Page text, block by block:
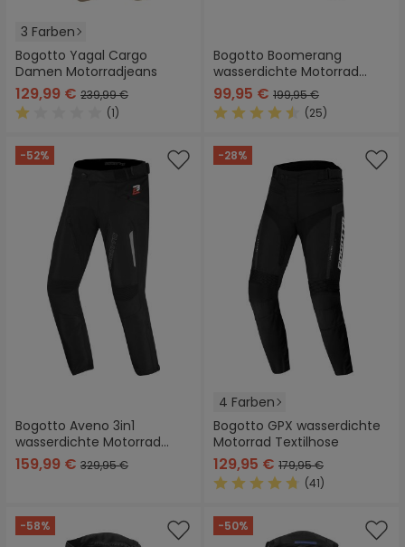
3 Farben
Bogotto Yagal Cargo
Damen Motorradjeans
129,99 € 239,99 €
(1)
Bogotto Boomerang
wasserdichte Motorrad
Textilhose
99,95 € 199,95 €
(25)
-52%
Bogotto Aveno 3in1
wasserdichte Motorrad
Textilhose
159,99 € 329,95 €
-28%
4 Farben
Bogotto GPX wasserdichte
Motorrad Textilhose
129,95 € 179,95 €
(41)
-58% -50%